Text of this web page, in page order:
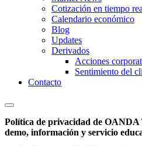
Cotización en tiempo
Calendario económico
Blog
Updates
Derivados
Acciones
Sentimiento del
Contacto
Política de privacidad de
demo, información y servicio